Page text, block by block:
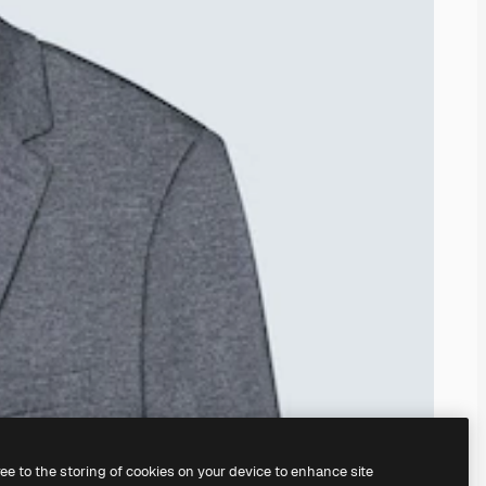
to the storing of cookies on your device to enhance site